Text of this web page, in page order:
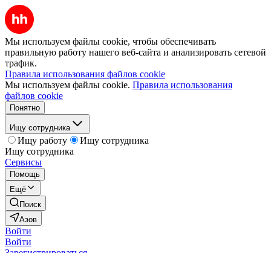
Мы используем файлы cookie, чтобы обеспечивать
правильную работу нашего веб-сайта и анализировать сетевой
трафик.
Правила использования файлов cookie
Мы используем файлы cookie. Правила использования
файлов cookie
Понятно
Ищу сотрудника
Ищу работу
Ищу сотрудника
Ищу сотрудника
Сервисы
Помощь
Ещё
Поиск
Азов
Войти
Войти